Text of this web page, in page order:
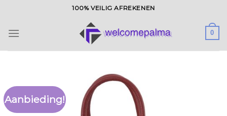
inhoud
100% VEILIG AFREKENEN
0
Aanbieding!